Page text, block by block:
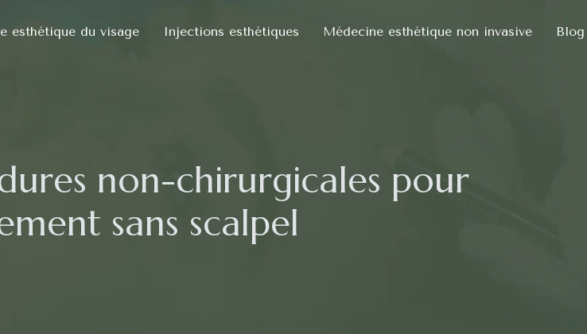
esthétique du visage Injections esthétiques Médecine esthétique non invasive Blog
non-chirurgicales pour
sans scalpel